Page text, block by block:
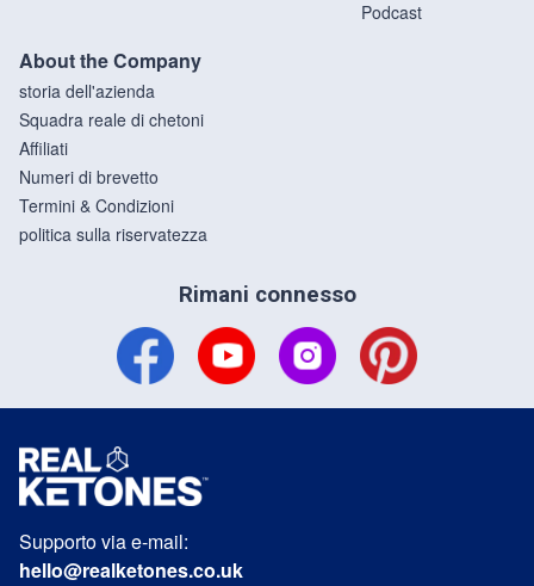
Podcast
About the Company
storia dell'azienda
Squadra reale di chetoni
Affiliati
Numeri di brevetto
Termini & Condizioni
politica sulla riservatezza
Rimani connesso
Supporto via e-mail:
hello@realketones.co.uk